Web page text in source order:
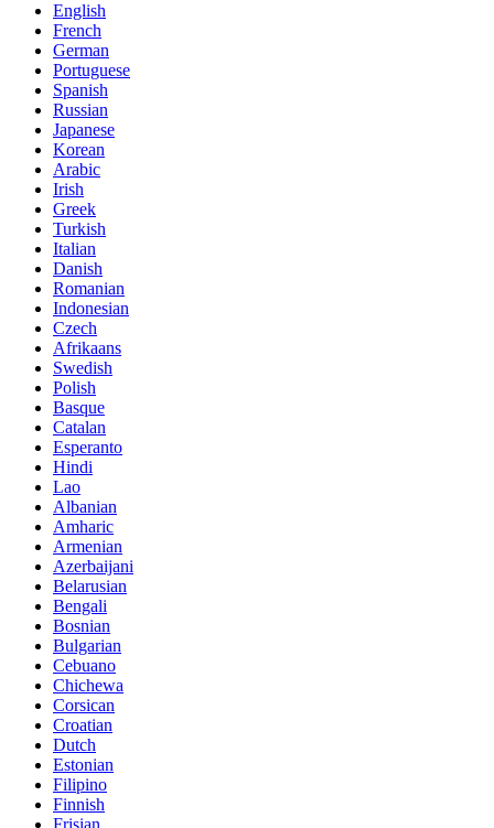
English
French
German
Portuguese
Spanish
Russian
Japanese
Korean
Arabic
Irish
Greek
Turkish
Italian
Danish
Romanian
Indonesian
Czech
Afrikaans
Swedish
Polish
Basque
Catalan
Esperanto
Hindi
Lao
Albanian
Amharic
Armenian
Azerbaijani
Belarusian
Bengali
Bosnian
Bulgarian
Cebuano
Chichewa
Corsican
Croatian
Dutch
Estonian
Filipino
Finnish